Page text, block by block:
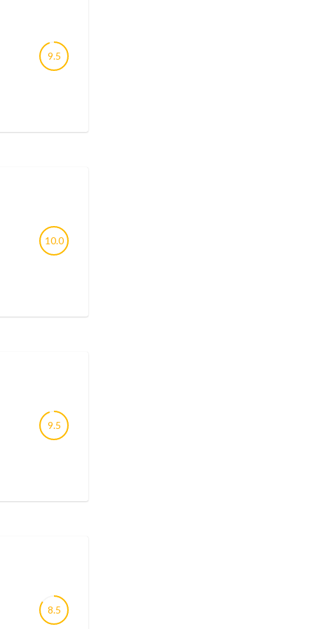
9.5
10.0
9.5
8.5